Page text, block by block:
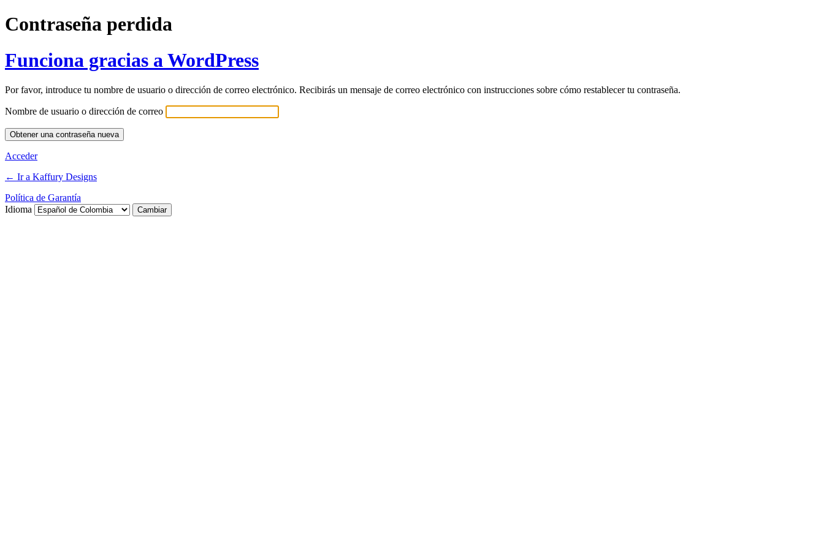
Contraseña perdida
Funciona gracias a WordPress
Por favor, introduce tu nombre de usuario o dirección de correo electrónico. Recibirás un mensaje de correo electrónico con instrucciones sobre cómo restablecer tu contraseña.
Nombre de usuario o dirección de correo
Acceder
← Ir a Kaffury Designs
Política de Garantía
Idioma